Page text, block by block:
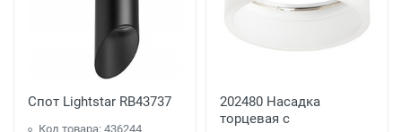
Спот Lightstar RB43737
Код товара: 436244
202480 Насадка
торцевая с